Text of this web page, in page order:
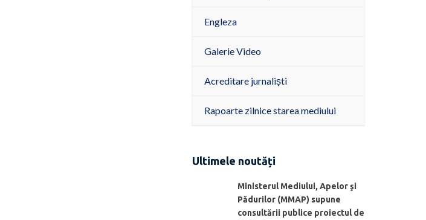
Engleza
Galerie Video
Acreditare jurnaliști
Rapoarte zilnice starea mediului
Ultimele noutăți
Ministerul Mediului, Apelor şi
Pădurilor (MMAP) supune
consultării publice proiectul de